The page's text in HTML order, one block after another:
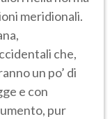
meridionali.
che,
un po’ di
e con
pur